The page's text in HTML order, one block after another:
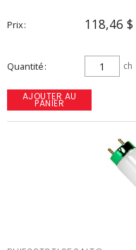
Prix 118,46 $
Quantité ch
AJOUTER AU
PANIER